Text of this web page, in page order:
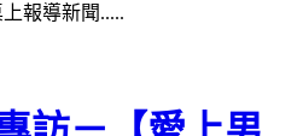
報導新聞.....